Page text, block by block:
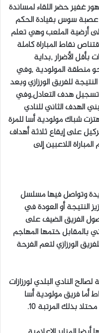
غفير حضر اللقاء لمساندة
عصبة سوس بقيادة الحكم
أرضية الملعب وهي تعلم
نقاط المباراة كاملة
بأقل الأضرار ,بداية
منطقة المولودية ,وفي
النتيجة للفريق الورزازي وبعد
من تسجيل هدف التعادل,وفي
سيني الهدف الثاني للنادي
شباك مولودية أسا للمرة
على إيقاع ثلاثة أهداف
اللاعبين إلى
وتواصل فيها مسلسل
النتيجة أو العودة في
الفريق الضيف على
بالمقابل ختمها المهاجم
الورزازي لتعم الفرحة
النادي البلدي لورزازات
إلى المرتبة 14 برصيد 8 نقاط أما فريق مولودية أسا